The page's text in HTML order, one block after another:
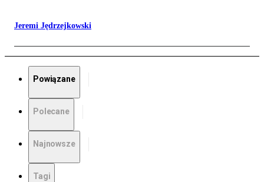
Jeremi Jędrzejkowski
Powiązane
Polecane
Najnowsze
Tagi